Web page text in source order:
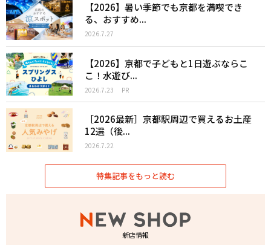
【2026】暑い季節でも京都を満喫でき
る、おすすめ...
2026.7.27
【2026】京都で子どもと1日遊ぶならこ
こ！水遊び...
2026.7.23 PR
［2026最新］京都駅周辺で買えるお土産
12選（後...
2026.7.22
特集記事をもっと読む
新店情報